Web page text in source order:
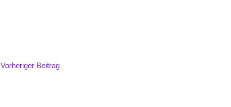
Vorheriger Beitrag